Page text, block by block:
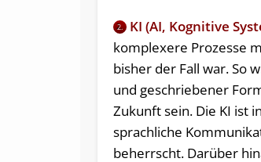
2. KI (AI, Kognitive
komplexere Prozesse
bisher der Fall war. So
und geschriebener
Zukunft sein. Die KI ist
sprachliche
beherrscht. Darüber